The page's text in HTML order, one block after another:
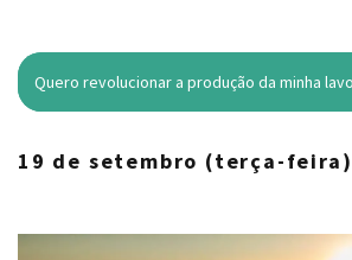
Quero revolucionar a produção da minha
19 de setembro (terça-feira)